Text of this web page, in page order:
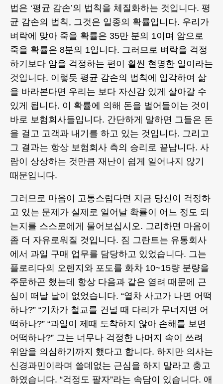
법은 ‘평균 감손’의 법칙을 체질화하는 것입니다. 평
균 감손의 법칙, 그것은 일종의 확률입니다. 우리가
벼락에 맞아 죽을 확률은 35만 분의 1이며 암으로
죽을 확률은 8분의 1입니다. 그러므로 벼락을 걱정
하기보다 암을 걱정하는 편이 훨씬 현명한 일이라는
것입니다. 이렇듯 평균 감손의 법칙에 입각하여 삶
을 바라본다면 우리는 보다 자신감 있게 살아갈 수
있게 됩니다. 이 확률에 의해 돈을 벌어들이는 것이
바로 보험회사들입니다. 간단하게 말하면 그들은 돈
을 걸고 고객과 내기를 하고 있는 것입니다. 그리고
그 결과는 항상 보험회사 측의 승리로 끝납니다. 사
람이 상상하는 것만큼 재난이 쉽게 일어나지 않기
때문입니다.
그러므로 마음이 고통스럽다면 지금 당신이 걱정하
고 있는 문제가 실제로 일어날 확률이 어느 정도 되
는지를 스스로에게 물어보십시오. 그리하면 마음이
좀 더 자유로워질 것입니다. 짐 그란트는 유통회사
에서 과일 구매 업무를 담당하고 있었습니다. 그는
플로리다의 오렌지와 포도를 화차 10~15량 분량을
주문하곤 했는데 항상 다음과 같은 염려 때문에 근
심이 떠날 날이 없었습니다. “열차 사고가 나면 어떡
하나?” “기차가 철교를 건널 때 다리가 무너지면 어
떡하나?” “과일이 제때 도착하지 않아 손해를 보면
어떡하나?” 그는 너무나 걱정한 나머지 속이 쓰려
위암을 의심하기까지 했다고 합니다. 하지만 의사는
신경과민이라며 쓸데없는 근심을 하지 말라고 충고
하였습니다. “걱정도 팔자”라는 속담이 있습니다. 애